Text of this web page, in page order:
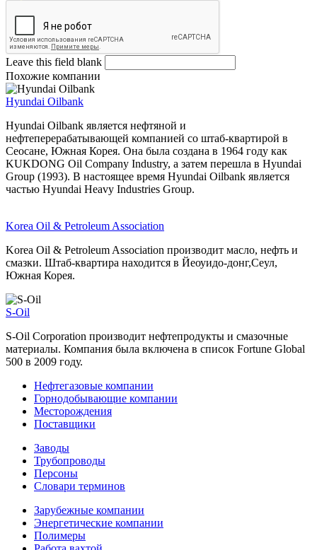
Leave this field blank
Похожие компании
Hyundai Oilbank
Hyundai Oilbank является нефтяной и
нефтеперерабатывающей компанией со штаб-квартирой в
Сеосане, Южная Корея. Она была создана в 1964 году как
KUKDONG Oil Company Industry, а затем перешла в Hyundai
Group (1993). В настоящее время Hyundai Oilbank является
частью Hyundai Heavy Industries Group.
Korea Oil & Petroleum Association
Korea Oil & Petroleum Association производит масло, нефть и
смазки. Штаб-квартира находится в Йеоуидо-донг,Сеул,
Южная Корея.
S-Oil
S-Oil Corporation производит нефтепродукты и смазочные
материалы. Компания была включена в список Fortune Global
500 в 2009 году.
Нефтегазовые компании
Горнодобывающие компании
Месторождения
Поставщики
Заводы
Трубопроводы
Персоны
Словари терминов
Зарубежные компании
Энергетические компании
Полимеры